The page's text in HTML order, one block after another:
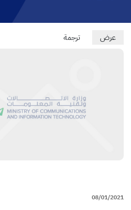
Primary
عرض ترجمة
08/01/2021